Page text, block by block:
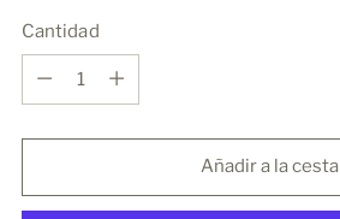
Cantidad
Cantidad
Añadir a la cesta